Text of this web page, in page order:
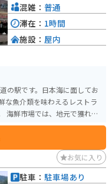
の駅です。日本海に面してお
な魚介類を味わえるレストラ
られるイートインスペースも
の海産物加工品が人気です。
をツーリングするのがおすす
ての海岸線は、変化に富んだ
ットです。
混雑： 普通
滞在： 1時間
施設： 屋内
お気に入り
駐車： 駐車場あり